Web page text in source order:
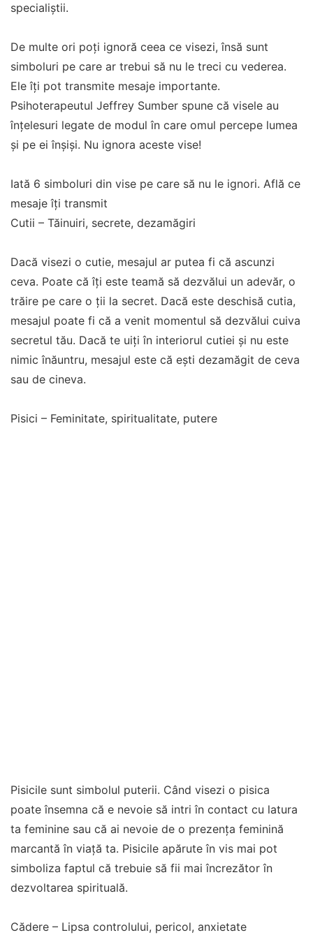
specialiștii.
De multe ori poți ignoră ceea ce visezi, însă sunt
simboluri pe care ar trebui să nu le treci cu vederea.
Ele îți pot transmite mesaje importante.
Psihoterapeutul Jeffrey Sumber spune că visele au
înțelesuri legate de modul în care omul percepe lumea
și pe ei înșiși. Nu ignora aceste vise!
Iată 6 simboluri din vise pe care să nu le ignori. Află ce
mesaje îți transmit
Cutii – Tăinuiri, secrete, dezamăgiri
Dacă visezi o cutie, mesajul ar putea fi că ascunzi
ceva. Poate că îți este teamă să dezvălui un adevăr, o
trăire pe care o ții la secret. Dacă este deschisă cutia,
mesajul poate fi că a venit momentul să dezvălui cuiva
secretul tău. Dacă te uiți în interiorul cutiei și nu este
nimic înăuntru, mesajul este că ești dezamăgit de ceva
sau de cineva.
Pisici – Feminitate, spiritualitate, putere
Pisicile sunt simbolul puterii. Când visezi o pisica
poate însemna că e nevoie să intri în contact cu latura
ta feminine sau că ai nevoie de o prezența feminină
marcantă în viață ta. Pisicile apărute în vis mai pot
simboliza faptul că trebuie să fii mai încrezător în
dezvoltarea spirituală.
Cădere – Lipsa controlului, pericol, anxietate